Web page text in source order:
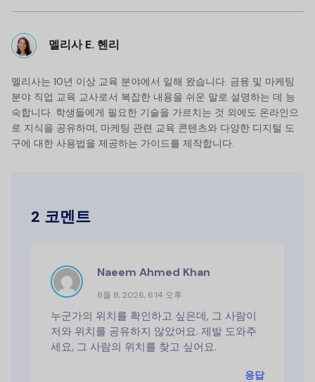
멜리사 E. 헨리
멜리사는 10년 이상 교육 분야에서 일해 왔습니다. 금융 및 마케팅
분야 직업 교육 교사로서 복잡한 내용을 쉬운 말로 설명하는 데 능
숙합니다. 학생들에게 필요한 기술을 가르치는 것 외에도 온라인으
로 지식을 공유하며, 마케팅 관련 교육 콘텐츠와 다양한 디지털 도
구에 대한 사용법을 제공하는 가이드를 제작합니다.
2 코멘트
Naeem Ahmed Khan
8월 8, 2026, 6:14 오후
누군가의 위치를 확인하고 싶은데, 그 사람이
저와 위치를 공유하지 않았어요. 제발 도와주
세요, 그 사람의 위치를 찾고 싶어요.
응답